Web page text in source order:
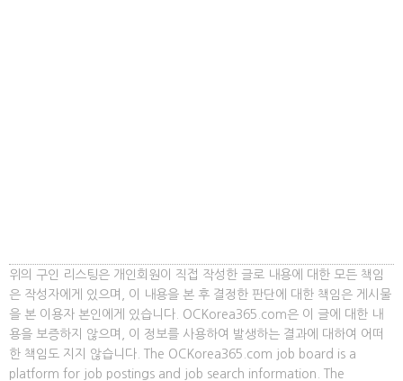
위의 구인 리스팅은 개인회원이 직접 작성한 글로 내용에 대한 모든 책임
은 작성자에게 있으며, 이 내용을 본 후 결정한 판단에 대한 책임은 게시물
을 본 이용자 본인에게 있습니다. OCKorea365.com은 이 글에 대한 내
용을 보증하지 않으며, 이 정보를 사용하여 발생하는 결과에 대하여 어떠
한 책임도 지지 않습니다. The OCKorea365.com job board is a
platform for job postings and job search information. The